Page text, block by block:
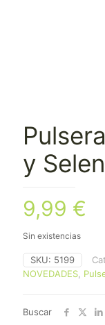
y
9,99 €
Sin existencias
SKU: 5199
NOVEDADES
Buscar